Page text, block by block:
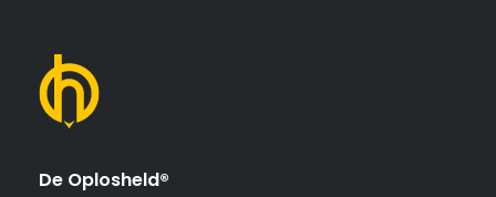
De Oplosheld®